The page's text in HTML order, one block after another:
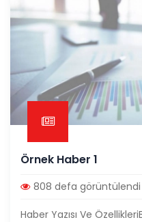
Örnek Haber 1
808 defa görüntülendi
Haber Yazısı Ve